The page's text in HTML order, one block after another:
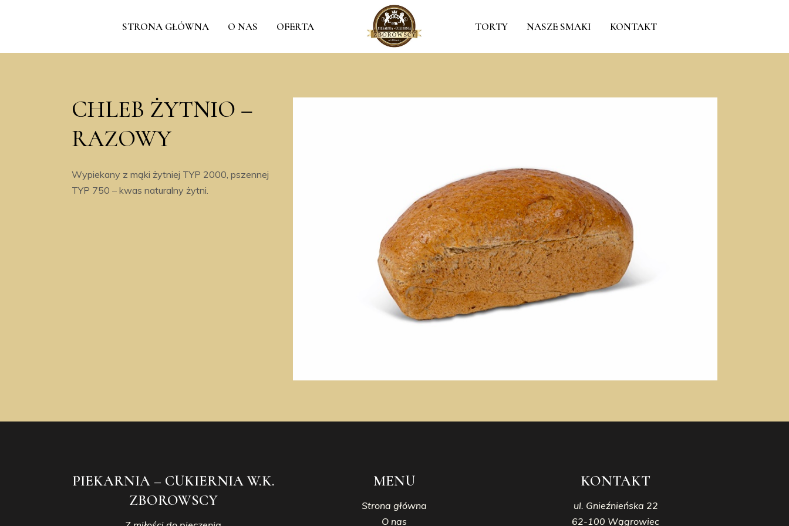
STRONA GŁÓWNA O NAS OFERTA TORTY NASZE SMAKI KONTAKT
CHLEB ŻYTNIO –
RAZOWY
Wypiekany z mąki żytniej TYP 2000, pszennej
TYP 750 – kwas naturalny żytni.
PIEKARNIA – CUKIERNIA W.K.
ZBOROWSCY
MENU
Strona główna
O nas
KONTAKT
ul. Gnieźnieńska 22
62-100 Wągrowiec